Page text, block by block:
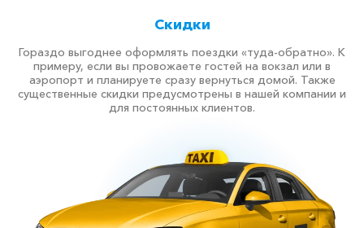
Скидки
Гораздо выгоднее оформлять поездки «туда-обратно». К
примеру, если вы провожаете гостей на вокзал или в
аэропорт и планируете сразу вернуться домой. Также
существенные скидки предусмотрены в нашей компании и
для постоянных клиентов.